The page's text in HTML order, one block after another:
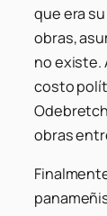
que era
obras,
no existe.
costo
obras